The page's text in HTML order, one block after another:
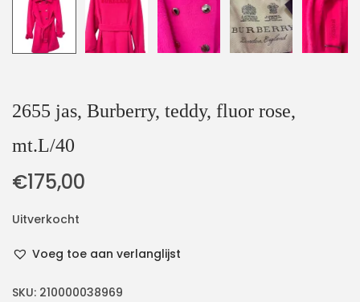
2655 jas, Burberry, teddy, fluor rose,
mt.L/40
€175,00
Uitverkocht
Voeg toe aan verlanglijst
SKU: 210000038969